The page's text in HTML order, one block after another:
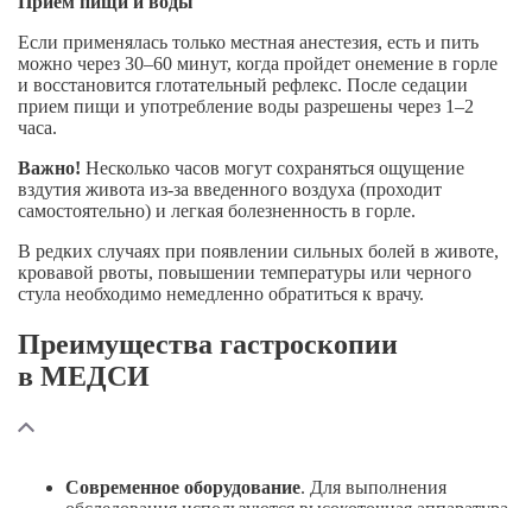
Если применялась только местная анестезия, есть и пить
можно через 30–60 минут, когда пройдет онемение в горле
и восстановится глотательный рефлекс. После седации
прием пищи и употребление воды разрешены через 1–2
часа.
Важно! Несколько часов могут сохраняться ощущение
вздутия живота из-за введенного воздуха (проходит
самостоятельно) и легкая болезненность в горле.
В редких случаях при появлении сильных болей в животе,
кровавой рвоты, повышении температуры или черного
стула необходимо немедленно обратиться к врачу.
Преимущества гастроскопии
в МЕДСИ
Современное оборудование. Для выполнения